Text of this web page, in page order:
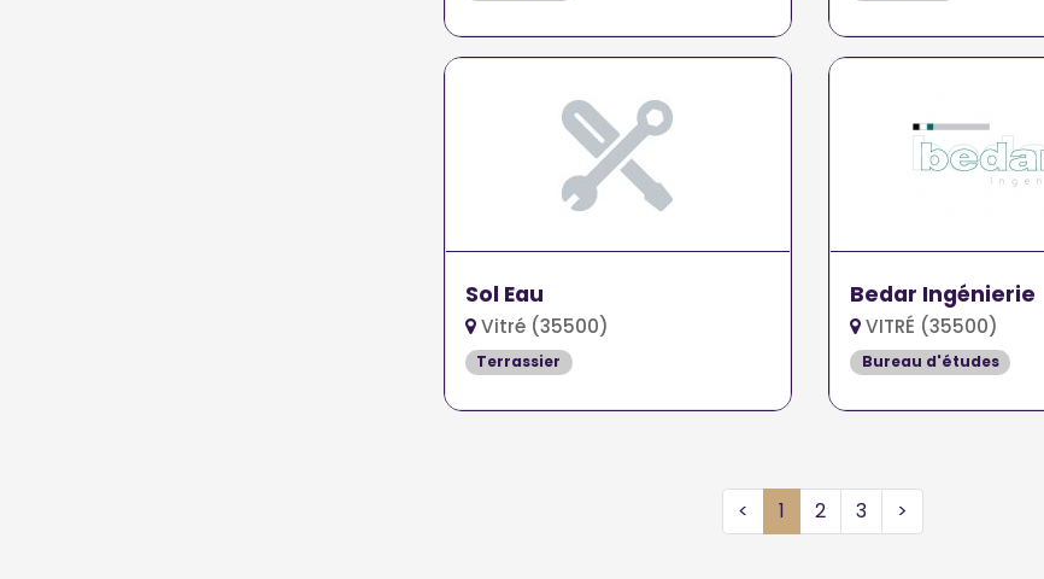
Sol Eau
Vitré (35500)
Terrassier
Bedar Ingénierie
VITRÉ (35500)
Bureau d'études
< 1 2 3 >